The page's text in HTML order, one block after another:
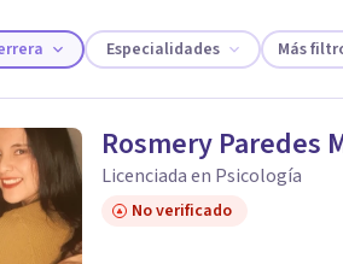
Especialidades Más
Rosmery Paredes
Licenciada en Psicología
No verificado